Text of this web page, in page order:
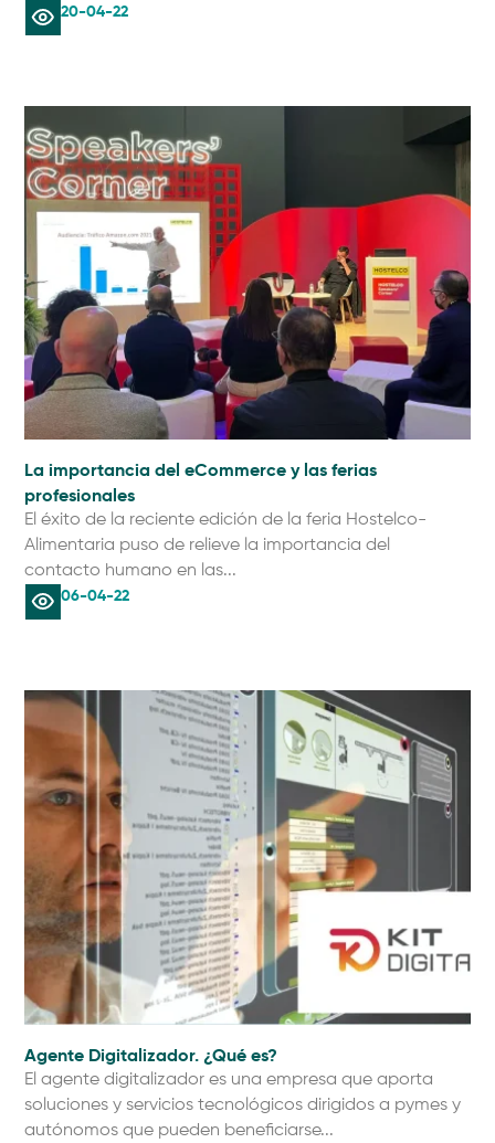
20-04-22
La importancia del eCommerce y las ferias
profesionales
El éxito de la reciente edición de la feria Hostelco-
Alimentaria puso de relieve la importancia del
contacto humano en las...
06-04-22
Agente Digitalizador. ¿Qué es?
El agente digitalizador es una empresa que aporta
soluciones y servicios tecnológicos dirigidos a pymes y
autónomos que pueden beneficiarse...